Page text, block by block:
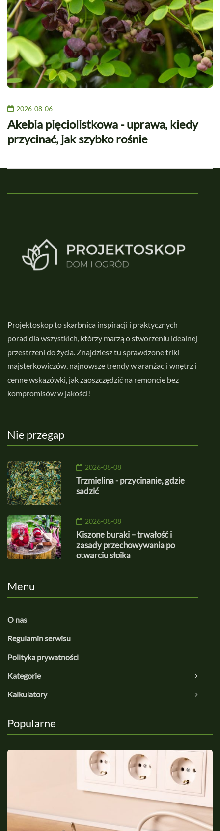
2026-08-06
Akebia pięciolistkowa - uprawa, kiedy
przycinać, jak szybko rośnie
Projektoskop to skarbnica inspiracji i praktycznych
porad dla wszystkich, którzy marzą o stworzeniu idealnej
przestrzeni do życia. Znajdziesz tu sprawdzone triki
majsterkowiczów, najnowsze trendy w aranżacji wnętrz i
cenne wskazówki, jak zaoszczędzić na remoncie bez
kompromisów w jakości!
Nie przegap
2026-08-08
Trzmielina - przycinanie, gdzie
sadzić
2026-08-08
Kiszone buraki – trwałość i
zasady przechowywania po
otwarciu słoika
Menu
O nas
Regulamin serwisu
Polityka prywatności
Kategorie
Kalkulatory
Popularne